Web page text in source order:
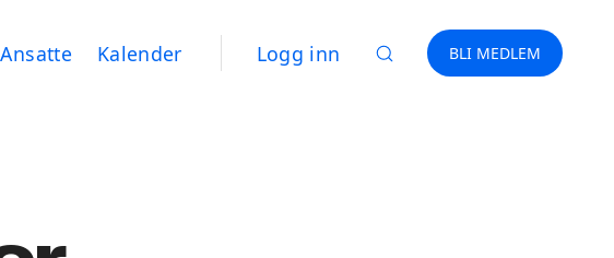
Ansatte Kalender Logg inn BLI MEDLEM